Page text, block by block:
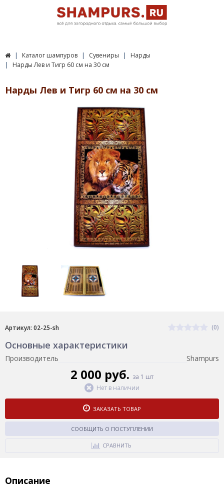
Каталог шампуров Сувениры
Нарды
Нарды Лев и Тигр 60 см на 30 см
Нарды Лев и Тигр 60 см на 30 см
Артикул: 02-25-sh (0)
Основные характеристики
Производитель Shampurs
2 000 руб. за 1 шт
Нет в наличии
ЗАКАЗАТЬ ТОВАР
СООБЩИТЬ О ПОСТУПЛЕНИИ
СРАВНИТЬ
Описание